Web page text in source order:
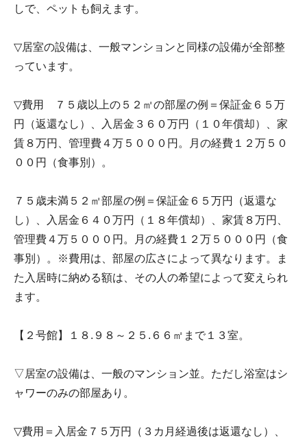
しで、ペットも飼えます。
▽居室の設備は、一般マンションと同様の設備が全部整
っています。
▽費用 ７５歳以上の５２㎡の部屋の例＝保証金６５万
円（返還なし）、入居金３６０万円（１０年償却）、家
賃８万円、管理費４万５０００円。月の経費１２万５０
００円（食事別）。
７５歳未満５２㎡部屋の例＝保証金６５万円（返還な
し）、入居金６４０万円（１８年償却）、家賃８万円、
管理費４万５０００円。月の経費１２万５０００円（食
事別）。※費用は、部屋の広さによって異なります。ま
た入居時に納める額は、その人の希望によって変えられ
ます。
【２号館】１８.９８～２５.６６㎡まで１３室。
▽居室の設備は、一般のマンション並。ただし浴室はシ
ャワーのみの部屋あり。
▽費用＝入居金７５万円（３カ月経過後は返還なし）、